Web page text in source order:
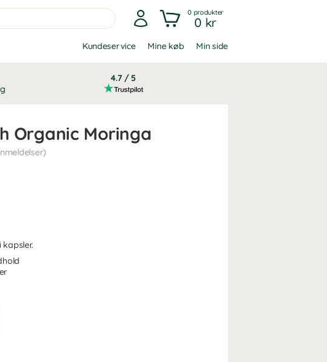
0 produkter
0 kr
Kundeservice Mine køb Min side
4.7 / 5
Organic Moringa